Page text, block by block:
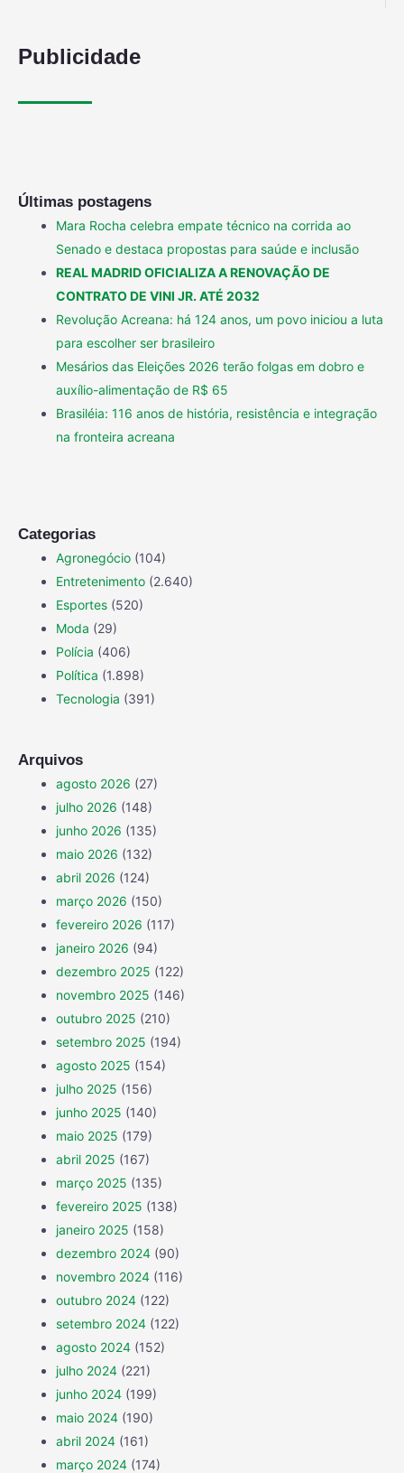
Publicidade
Últimas postagens
Mara Rocha celebra empate técnico na corrida ao
Senado e destaca propostas para saúde e inclusão
REAL MADRID OFICIALIZA A RENOVAÇÃO DE
CONTRATO DE VINI JR. ATÉ 2032
Revolução Acreana: há 124 anos, um povo iniciou a luta
para escolher ser brasileiro
Mesários das Eleições 2026 terão folgas em dobro e
auxílio-alimentação de R$ 65
Brasiléia: 116 anos de história, resistência e integração
na fronteira acreana
Categorias
Agronegócio (104)
Entretenimento (2.640)
Esportes (520)
Moda (29)
Polícia (406)
Política (1.898)
Tecnologia (391)
Arquivos
agosto 2026 (27)
julho 2026 (148)
junho 2026 (135)
maio 2026 (132)
abril 2026 (124)
março 2026 (150)
fevereiro 2026 (117)
janeiro 2026 (94)
dezembro 2025 (122)
novembro 2025 (146)
outubro 2025 (210)
setembro 2025 (194)
agosto 2025 (154)
julho 2025 (156)
junho 2025 (140)
maio 2025 (179)
abril 2025 (167)
março 2025 (135)
fevereiro 2025 (138)
janeiro 2025 (158)
dezembro 2024 (90)
novembro 2024 (116)
outubro 2024 (122)
setembro 2024 (122)
agosto 2024 (152)
julho 2024 (221)
junho 2024 (199)
maio 2024 (190)
abril 2024 (161)
março 2024 (174)